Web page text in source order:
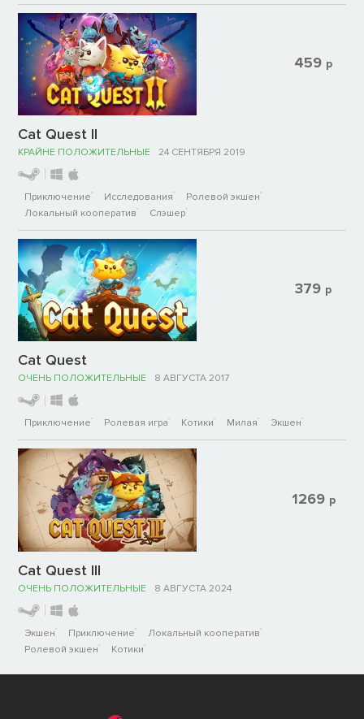
Cat Quest II
КРАЙНЕ ПОЛОЖИТЕЛЬНЫЕ 24 СЕНТЯБРЯ 2019
Приключение Исследования
Ролевой экшен
Локальный кооператив
Слэшер
459 р
Cat Quest
ОЧЕНЬ ПОЛОЖИТЕЛЬНЫЕ 8 АВГУСТА 2017
Приключение Ролевая игра Котики Милая Экшен
379 р
Cat Quest III
ОЧЕНЬ ПОЛОЖИТЕЛЬНЫЕ 8 АВГУСТА 2024
Экшен Приключение
Локальный кооператив
Ролевой экшен
Котики
1269 р